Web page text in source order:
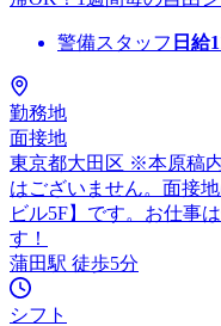
警備スタッフ 日給
勤務地
面接地
東京都大田区 ※本原稿
はございません。面接
ビル5F】です。お仕事
す！
蒲田駅 徒歩5分
シフト